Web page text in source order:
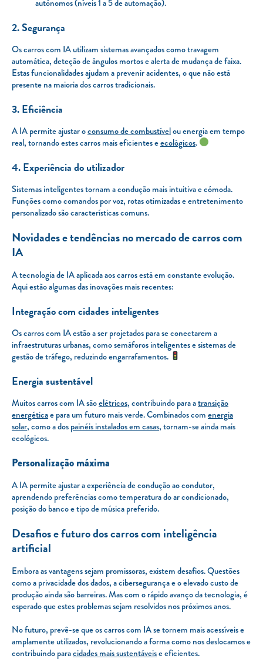
autónomos (níveis 1 a 5 de automação).
2. Segurança
Os carros com IA utilizam sistemas avançados como travagem
automática, deteção de ângulos mortos e alerta de mudança de faixa.
Estas funcionalidades ajudam a prevenir acidentes, o que não está
presente na maioria dos carros tradicionais.
3. Eficiência
A IA permite ajustar oconsumo de combustívelou energia em tempo
real, tornando estes carros mais eficientes eecológicos.
4. Experiência do utilizador
Sistemas inteligentes tornam a condução mais intuitiva e cómoda.
Funções como comandos por voz, rotas otimizadas e entretenimento
personalizado são características comuns.
Novidades e tendências no mercado de carros com
IA
A tecnologia de IA aplicada aos carros está em constante evolução.
Aqui estão algumas das inovações mais recentes:
Integração com cidades inteligentes
Os carros com IA estão a ser projetados para se conectarem a
infraestruturas urbanas, como semáforos inteligentes e sistemas de
gestão de tráfego, reduzindo engarrafamentos.
Energia sustentável
Muitos carros com IA sãoelétricos, contribuindo para atransição
energéticae para um futuro mais verde. Combinados comenergia
solar, como a dospainéis instalados em casas, tornam-se ainda mais
ecológicos.
Personalização máxima
A IA permite ajustar a experiência de condução ao condutor,
aprendendo preferências como temperatura do ar condicionado,
posição do banco e tipo de música preferido.
Desafios e futuro dos carros com inteligência
artificial
Embora as vantagens sejam promissoras, existem desafios. Questões
como a privacidade dos dados, a cibersegurança e o elevado custo de
produção ainda são barreiras. Mas com o rápido avanço da tecnologia, é
esperado que estes problemas sejam resolvidos nos próximos anos.
No futuro, prevê-se que os carros com IA se tornem mais acessíveis e
amplamente utilizados, revolucionando a forma como nos deslocamos e
contribuindo paracidades mais sustentáveise eficientes.